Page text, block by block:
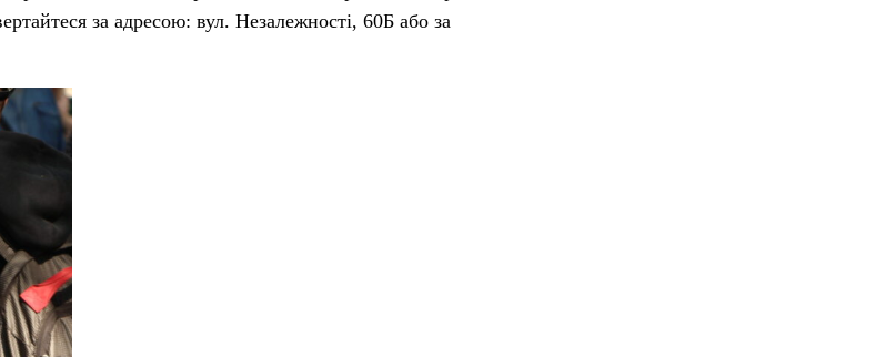
за адресою: вул. Незалежності, 60Б або за